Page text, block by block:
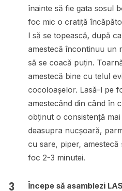
înainte să fie gata sosul
foc mic o cratiță
l să se topească, după
amestecă încontinuu un
să se coacă puțin.
amestecă bine cu telul
cocoloașelor. Lasă-l pe
amestecând din când în
obținut o consistență
deasupra nucșoară,
cu sare, piper, amestecă
foc 2-3 minutei.
Începe să asamblezi